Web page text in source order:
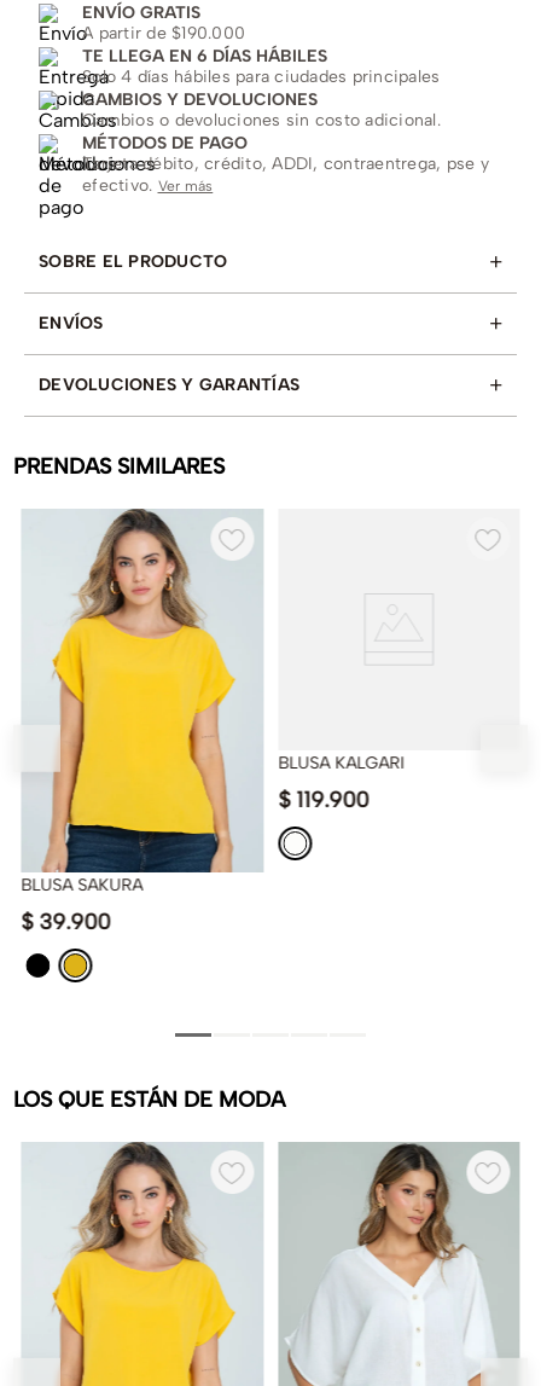
ENVÍO GRATIS
A partir de $190.000
TE LLEGA EN 6 DÍAS HÁBILES
Solo 4 días hábiles para ciudades principales
CAMBIOS Y DEVOLUCIONES
Cambios o devoluciones sin costo adicional.
MÉTODOS DE PAGO
Tarjeta débito, crédito, ADDI, contraentrega, pse y
efectivo. Ver más
SOBRE EL PRODUCTO +
ENVÍOS +
DEVOLUCIONES Y GARANTÍAS +
PRENDAS SIMILARES
BLUSA SAKURA
$ 39.900
BLUSA KALGARI
$ 119.900
LOS QUE ESTÁN DE MODA